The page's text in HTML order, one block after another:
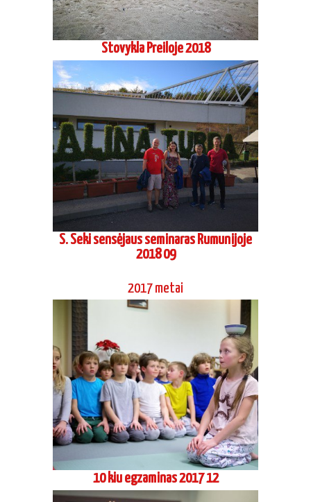
Stovykla Preiloje 2018
S. Seki sensėjaus seminaras Rumunijoje
2018 09
2017 metai
10 kiu egzaminas 2017 12